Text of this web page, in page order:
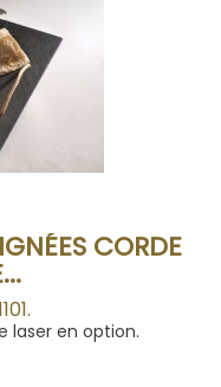
CORDE
laser en option.